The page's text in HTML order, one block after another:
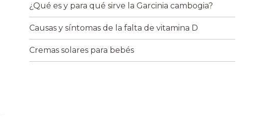
¿Qué es y para qué sirve la Garcinia cambogia?
Causas y síntomas de la falta de vitamina D
Cremas solares para bebés